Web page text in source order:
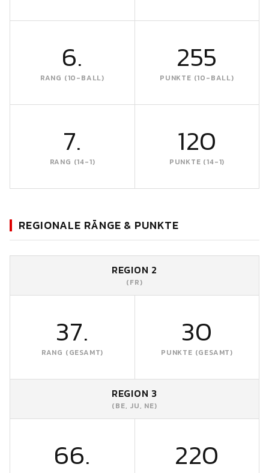
6.
RANG (10-BALL)
255
PUNKTE (10-BALL)
7.
RANG (14-1)
120
PUNKTE (14-1)
REGIONALE RÄNGE & PUNKTE
REGION 2
(FR)
37.
RANG (GESAMT)
30
PUNKTE (GESAMT)
REGION 3
(BE, JU, NE)
66. 220